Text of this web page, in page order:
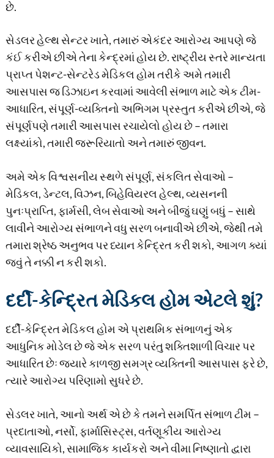
છે.
સેડલર હેલ્થ સેન્ટર ખાતે, તમારું એકંદર આરોગ્ય આપણે જે
કંઈ કરીએ છીએ તેના કેન્દ્રમાં હોય છે. રાષ્ટ્રીય સ્તરે માન્યતા
પ્રાપ્ત પેશન્ટ-સેન્ટરેડ મેડિકલ હોમ તરીકે અમે તમારી
આસપાસ જ ડિઝાઇન કરવામાં આવેલી સંભાળ માટે એક ટીમ-
આધારિત, સંપૂર્ણ-વ્યક્તિનો અભિગમ પ્રસ્તુત કરીએ છીએ, જે
સંપૂર્ણપણે તમારી આસપાસ રચાયેલો હોય છે – તમારા
લક્ષ્યાંકો, તમારી જરૂરિયાતો અને તમારું જીવન.
અમે એક વિશ્વસનીય સ્થળે સંપૂર્ણ, સંકલિત સેવાઓ –
મેડિકલ, ડેન્ટલ, વિઝન, બિહેવિયરલ હેલ્થ, વ્યસનની
પુનઃપ્રાપ્તિ, ફાર્મસી, લેબ સેવાઓ અને બીજું ઘણું બધું – સાથે
લાવીને આરોગ્ય સંભાળને વધુ સરળ બનાવીએ છીએ, જેથી તમે
તમારા શ્રેષ્ઠ અનુભવ પર ધ્યાન કેન્દ્રિત કરી શકો, આગળ ક્યાં
જવું તે નક્કી ન કરી શકો.
દર્દી-કેન્દ્રિત મેડિકલ હોમ એટલે શું?
દર્દી-કેન્દ્રિત મેડિકલ હોમ એ પ્રાથમિક સંભાળનું એક
આધુનિક મોડેલ છે જે એક સરળ પરંતુ શક્તિશાળી વિચાર પર
આધારિત છેઃ જ્યારે કાળજી સમગ્ર વ્યક્તિની આસપાસ ફરે છે,
ત્યારે આરોગ્ય પરિણામો સુધરે છે.
સેડલર ખાતે, આનો અર્થ એ છે કે તમને સમર્પિત સંભાળ ટીમ –
પ્રદાતાઓ, નર્સો, ફાર્માસિસ્ટ્સ, વર્તણૂકીય આરોગ્ય
વ્યાવસાયિકો, સામાજિક કાર્યકરો અને વીમા નિષ્ણાતો દ્વારા